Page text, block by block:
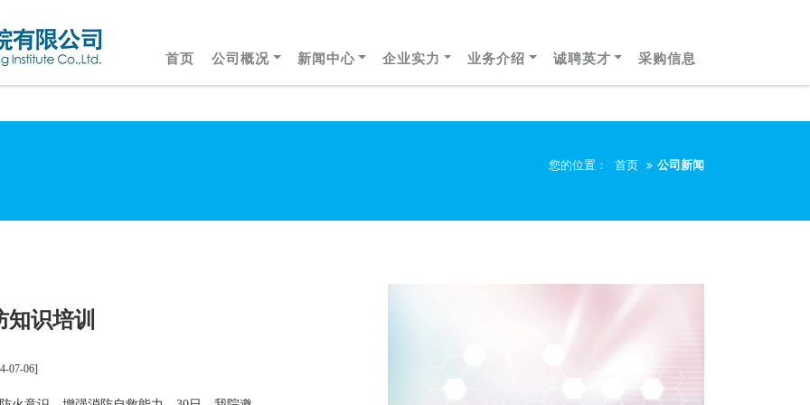
首页 公司概况 新闻中心 企业实力 业务介绍 诚聘英才 采购信息
您的位置： 首页 公司新闻